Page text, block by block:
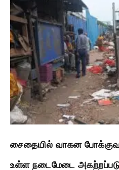
சைதையில் வாகன
உள்ள நடைமேடை